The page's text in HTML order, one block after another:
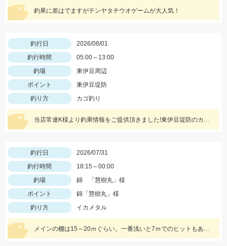
釣果に差はでますがテンヤタチウオゲームが大人気！
釣行日
2026/08/01
釣行時間
05:00～13:00
釣場
東伊豆周辺
ポイント
東伊豆堤防
釣り方
カゴ釣り
当店常連K様より釣果情報をご提供頂きました!東伊豆堤防のカゴ釣りにてシマアジをキャッチ!!おめでとうございます^^
釣行日
2026/07/31
釣行時間
18:15～00:00
釣場
錦 「慧樹丸」様
ポイント
錦「慧樹丸」様
釣り方
イカメタル
メインの棚は15～20ｍぐらい。一番浅いと7ｍでのヒットもありました。色々なカラーで釣れましたが、ケイムラ系が強かったです。サイズは小型中心の為、アタリが小さいので違和感→即フッキングですよ♪